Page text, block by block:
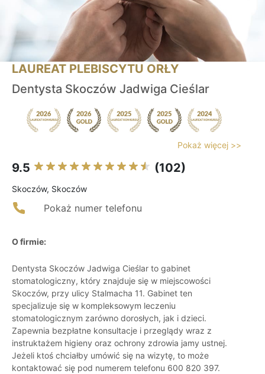
LAUREAT PLEBISCYTU ORŁY
Dentysta Skoczów Jadwiga Cieślar
Pokaż więcej >>
9.5 (102)
Skoczów, Skoczów
Pokaż numer telefonu
O firmie:
Dentysta Skoczów Jadwiga Cieślar to gabinet
stomatologiczny, który znajduje się w miejscowości
Skoczów, przy ulicy Stalmacha 11. Gabinet ten
specjalizuje się w kompleksowym leczeniu
stomatologicznym zarówno dorosłych, jak i dzieci.
Zapewnia bezpłatne konsultacje i przeglądy wraz z
instruktażem higieny oraz ochrony zdrowia jamy ustnej.
Jeżeli ktoś chciałby umówić się na wizytę, to może
kontaktować się pod numerem telefonu 600 820 397.